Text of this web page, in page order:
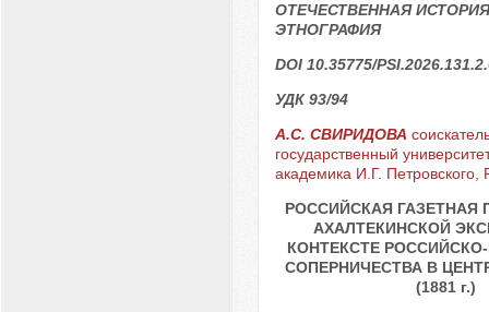
ОТЕЧЕСТВЕННАЯ
ЭТНОГРАФИЯ
DOI 10.35775/
УДК 93/94
А.С. СВИРИДОВА
государственный
академика И.Г. Петровского,
РОССИЙСКАЯ ГАЗЕТНАЯ
АХАЛТЕКИНСКОЙ
КОНТЕКСТЕ
СОПЕРНИЧЕСТВА В
(1881 г.)